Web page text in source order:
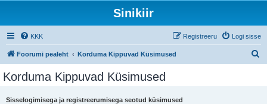
Sinikiir
KKK Logi sisse
Registreeru
Foorumi pealeht Korduma Kippuvad Küsimused
Korduma Kippuvad Küsimused
Sisselogimisega ja registreerumisega seotud küsimused